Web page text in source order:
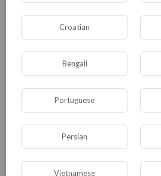
Общая Политика В
Происшествия
Спорт
Флора и фауна
Croatian
Bengali
Portuguese
Persian
Vietnamese